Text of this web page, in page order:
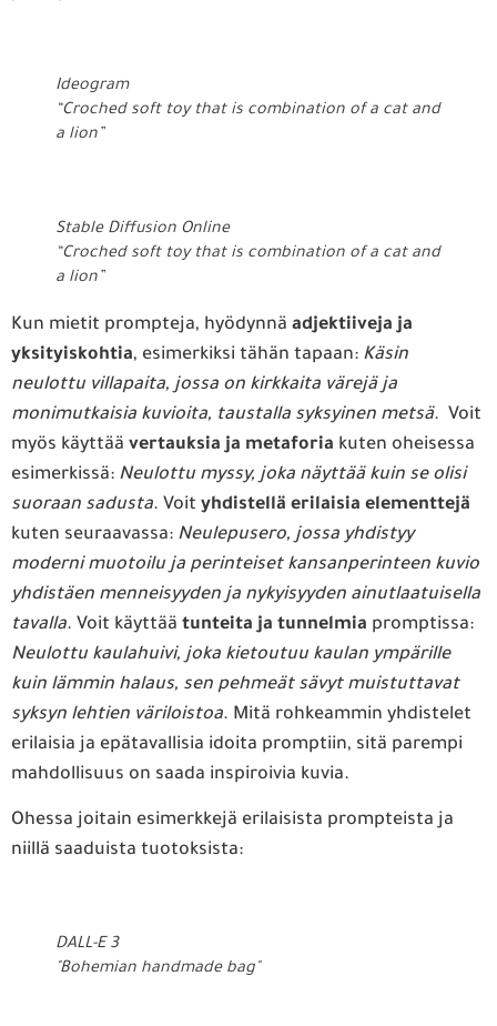
Ideogram
“Croched soft toy that is combination of a cat and
a lion”
Stable Diffusion Online
“Croched soft toy that is combination of a cat and
a lion”
Kun mietit prompteja, hyödynnä adjektiiveja ja
yksityiskohtia, esimerkiksi tähän tapaan: Käsin
neulottu villapaita, jossa on kirkkaita värejä ja
monimutkaisia kuvioita, taustalla syksyinen metsä. Voit
myös käyttää vertauksia ja metaforia kuten oheisessa
esimerkissä: Neulottu myssy, joka näyttää kuin se olisi
suoraan sadusta. Voit yhdistellä erilaisia elementtejä
kuten seuraavassa: Neulepusero, jossa yhdistyy
moderni muotoilu ja perinteiset kansanperinteen kuvio
yhdistäen menneisyyden ja nykyisyyden ainutlaatuisella
tavalla. Voit käyttää tunteita ja tunnelmia promptissa:
Neulottu kaulahuivi, joka kietoutuu kaulan ympärille
kuin lämmin halaus, sen pehmeät sävyt muistuttavat
syksyn lehtien väriloistoa. Mitä rohkeammin yhdistelet
erilaisia ja epätavallisia idoita promptiin, sitä parempi
mahdollisuus on saada inspiroivia kuvia.
Ohessa joitain esimerkkejä erilaisista prompteista ja
niillä saaduista tuotoksista:
DALL-E 3
"Bohemian handmade bag"